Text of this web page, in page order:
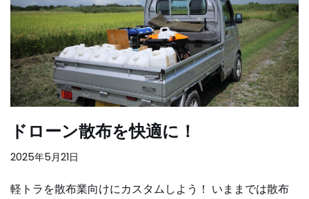
ドローン散布を快適に！
2025年5月21日
軽トラを散布業向けにカスタムしよう！ いままでは散布